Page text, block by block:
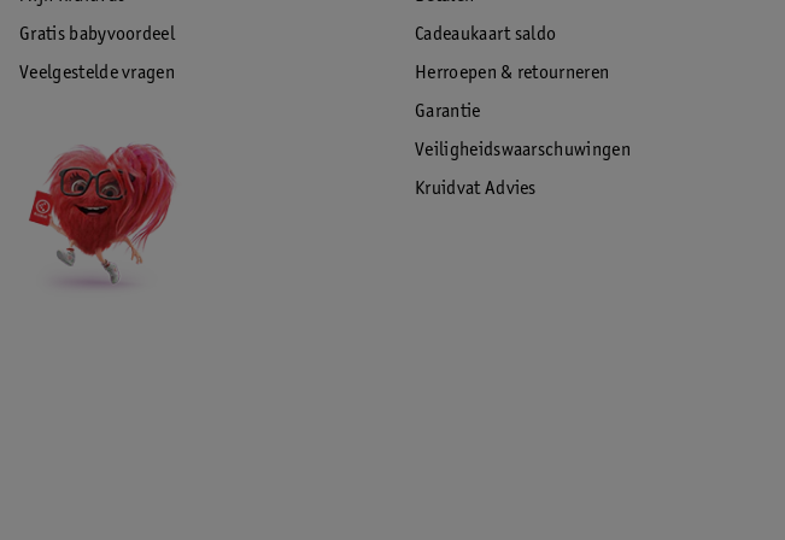
Kleur: grijs
Gratis babyvoordeel
Veelgestelde vragen
Cadeaukaart saldo
Herroepen & retourneren
Garantie
Veiligheidswaarschuwingen
Kruidvat Advies